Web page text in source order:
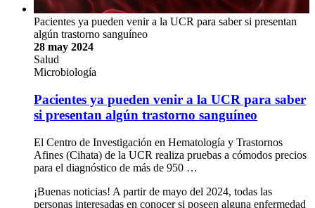
Pacientes ya pueden venir a la UCR para saber si presentan
algún trastorno sanguíneo
28 may 2024
Salud
Microbiología
Pacientes ya pueden venir a la UCR para saber
si presentan algún trastorno sanguíneo
El Centro de Investigación en Hematología y Trastornos
Afines (Cihata) de la UCR realiza pruebas a cómodos precios
para el diagnóstico de más de 950 …
¡Buenas noticias! A partir de mayo del 2024, todas las
personas interesadas en conocer si poseen alguna enfermedad